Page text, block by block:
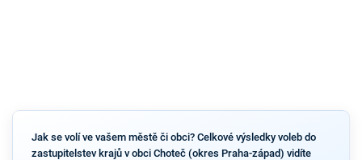
Jak se volí ve vašem městě či obci? Celkové výsledky voleb do
zastupitelstev krajů v obci Choteč (okres Praha-západ) vidíte